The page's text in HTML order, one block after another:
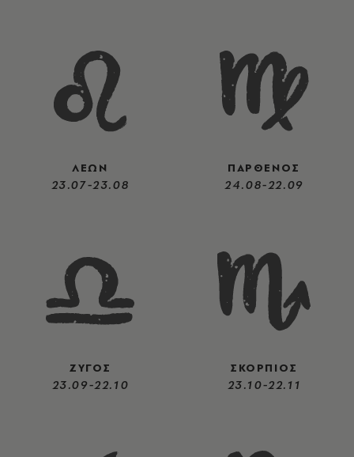
ΛΕΩΝ
23.07-23.08
ΠΑΡΘΕΝΟΣ
24.08-22.09
ΖΥΓΟΣ
23.09-22.10
ΣΚΟΡΠΙΟΣ
23.10-22.11